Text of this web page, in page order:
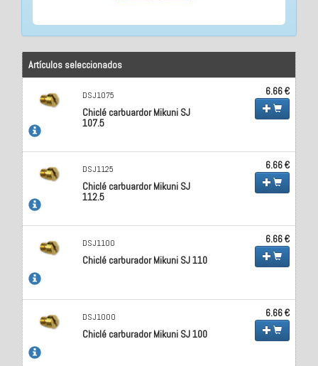
Artículos seleccionados
DSJ1075
Chiclé carbuardor Mikuni SJ
107.5
6.66 €
DSJ1125
Chiclé carbuardor Mikuni SJ
112.5
6.66 €
DSJ1100
Chiclé carburador Mikuni SJ 110
6.66 €
DSJ1000
Chiclé carburador Mikuni SJ 100
6.66 €